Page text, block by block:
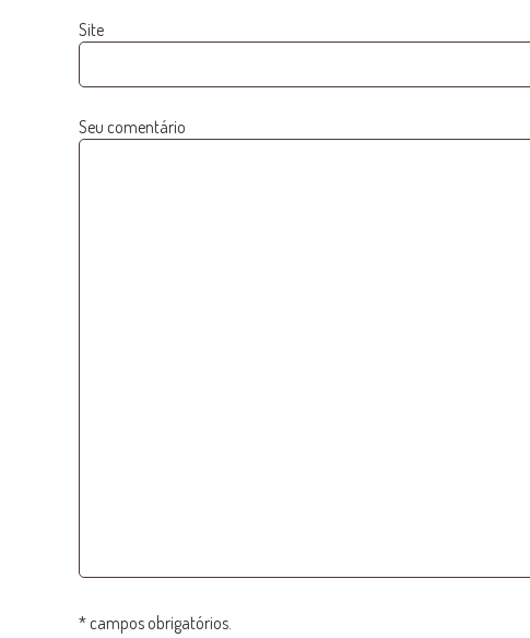
Site
Seu comentário
* campos obrigatórios.